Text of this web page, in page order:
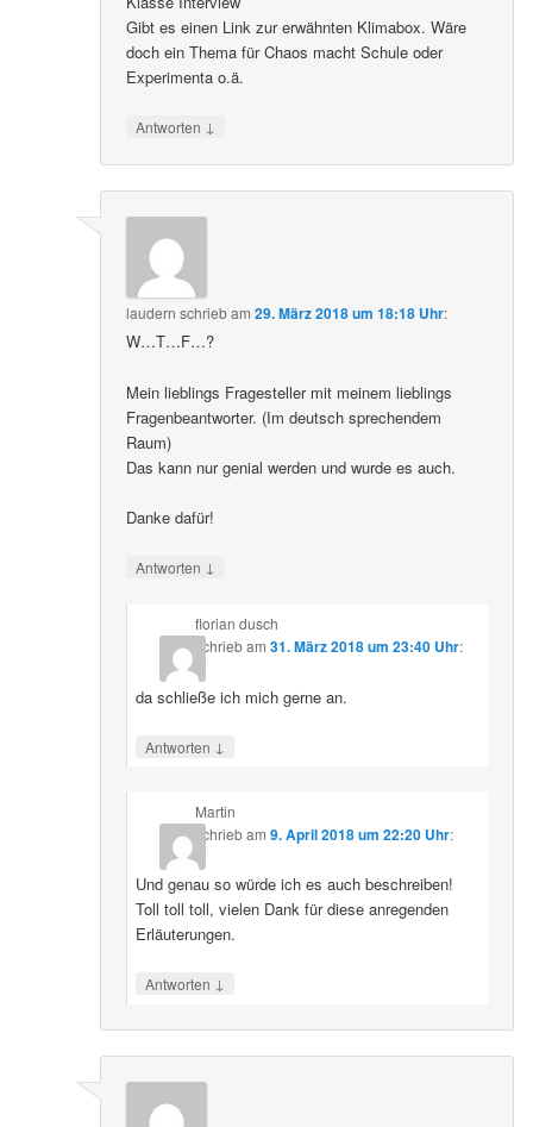
Gibt es einen Link zur erwähnten Klimabox. Wäre
doch ein Thema für Chaos macht Schule oder
Experimenta o.ä.
Antworten ↓
laudern schriebam29. März 2018 um 18:18 Uhr:
W…T…F…?
Mein lieblings Fragesteller mit meinem lieblings
Fragenbeantworter. (Im deutsch sprechendem
Raum)
Das kann nur genial werden und wurde es auch.
Danke dafür!
Antworten ↓
florian dusch
schriebam 31. März 2018 um 23:40 Uhr:
da schließe ich mich gerne an.
Antworten ↓
Martin
schriebam 9. April 2018 um 22:20 Uhr:
Und genau so würde ich es auch beschreiben!
Toll toll toll, vielen Dank für diese anregenden
Erläuterungen.
Antworten ↓